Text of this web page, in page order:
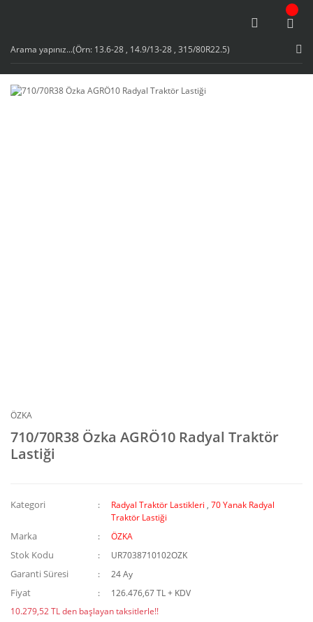
ÖZKA
710/70R38 Özka AGRÖ10 Radyal Traktör
Lastiği
Kategori Radyal Traktör Lastikleri ,70 Yanak Radyal
Traktör Lastiği
Marka ÖZKA
Stok Kodu UR7038710102OZK
Garanti Süresi 24 Ay
Fiyat
126.476,67 TL + KDV
10.279,52 TL den başlayan taksitlerle!!